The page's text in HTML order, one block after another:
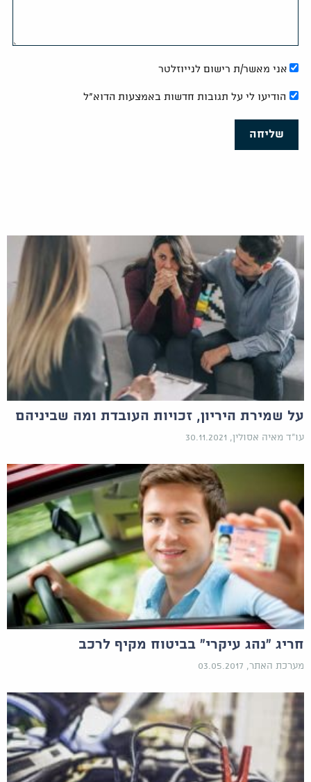
אני מאשר/ת רישום לנייוזלטר
הודיעו לי על תגובות חדשות באמצעות הדוא"ל
שליחה
על שמירת היריון, זכויות העובדת ומה שביניהם
עו"ד מאיה אסולין, 30.11.2021
חריג "נהג עיקרי" בביטוח מקיף לרכב
מערכת האתר, 03.05.2017